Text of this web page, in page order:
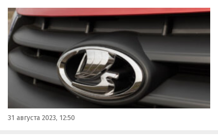
новой модели LADA. Об этом сообщают «Автоновости
дня» со ссылкой на информацию портала «Авто
Mail.ru».
31 августа 2023, 12:50